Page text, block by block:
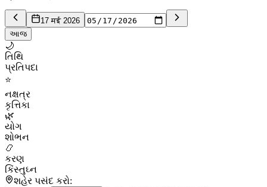
17 मई 2026
આજ
🌙
તિથિ
પ્રતિપદા
⭐
નક્ષત્ર
કૃત્તિકા
🌿
યોગ
શોભન
📿
કરણ
કિંસ્તુઘ્ન
શહેર પસંદ કરો: